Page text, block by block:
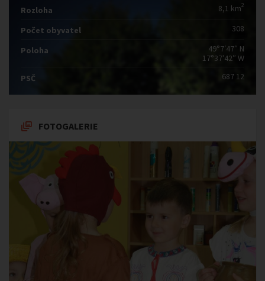
Rozloha 8,1 km2
Počet obyvatel 308
Poloha
49°7′47″ N
17°37′42″ W
PSČ
687 12
FOTOGALERIE